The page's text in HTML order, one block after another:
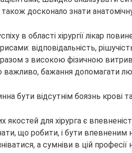
досконало знати
в області хірургії лікар
відповідальність,
з високою фізичною
важливо, бажання допомагати
бути відсутнім боязнь крові
для хірурга є
що робити, і бути впевненим
а сумніви в цій професії